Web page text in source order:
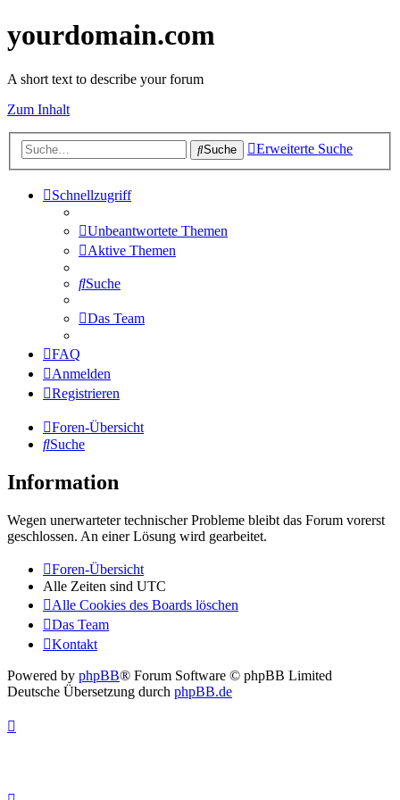
yourdomain.com
A short text to describe your forum
Zum Inhalt
Suche Erweiterte Suche
Schnellzugriff
Unbeantwortete Themen
Aktive Themen
Suche
Das Team
FAQ
Anmelden
Registrieren
Foren-Übersicht
Suche
Information
Wegen unerwarteter technischer Probleme bleibt das Forum vorerst
geschlossen. An einer Lösung wird gearbeitet.
Foren-Übersicht
Alle Zeiten sind UTC
Alle Cookies des Boards löschen
Das Team
Kontakt
Powered by phpBB® Forum Software © phpBB Limited
Deutsche Übersetzung durch phpBB.de